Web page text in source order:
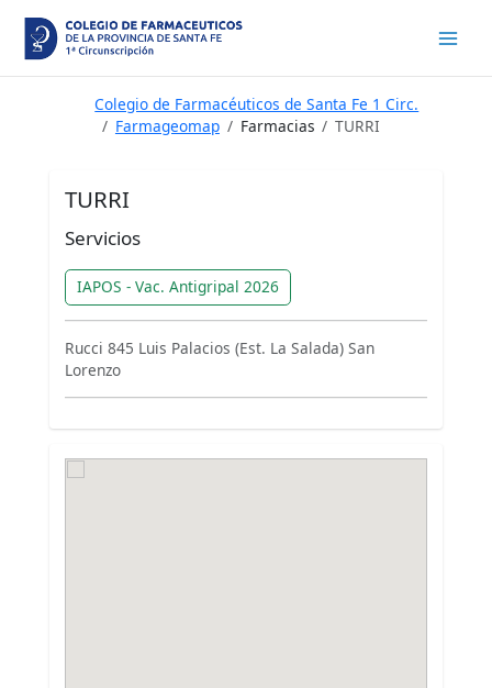
contenido
Colegio de Farmacéuticos de Santa Fe 1 Circ.
Farmageomap
Farmacias TURRI
TURRI
Servicios
IAPOS - Vac. Antigripal 2026
Rucci 845 Luis Palacios (Est. La Salada) San
Lorenzo